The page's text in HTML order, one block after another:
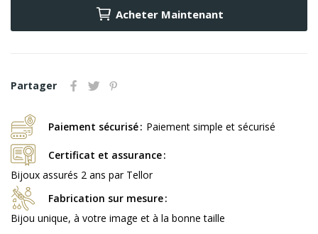
Acheter Maintenant
Partager
Paiement sécurisé Paiement simple et sécurisé
Certificat et assurance
Bijoux assurés 2 ans par Tellor
Fabrication sur mesure
Bijou unique, à votre image et à la bonne taille